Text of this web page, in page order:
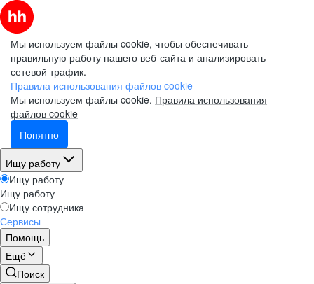
Мы используем файлы cookie, чтобы обеспечивать
правильную работу нашего веб-сайта и анализировать
сетевой трафик.
Правила использования файлов cookie
Мы используем файлы cookie. Правила использования
файлов cookie
Понятно
Ищу работу
Ищу работу
Ищу работу
Ищу сотрудника
Сервисы
Помощь
Ещё
Поиск